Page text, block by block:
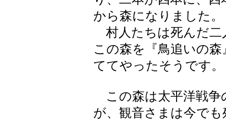
から森になりました。
村人たちは死んだ二
この森を『鳥追いの
ててやったそうです。
この森は太平洋戦争
が、観音さまは今で